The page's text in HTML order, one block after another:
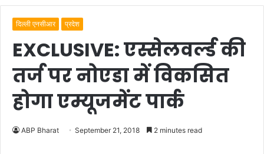
दिल्ली एनसीआर प्रदेश
EXCLUSIVE: एस्सेलव‌र्ल्ड की
तर्ज पर नोएडा में विकसित
होगा एम्यूजमेंट पार्क
ABP Bharat September 21, 2018 2 minutes read